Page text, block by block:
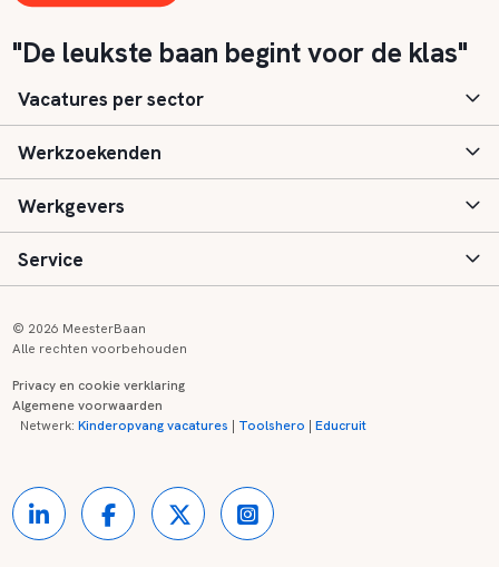
"De leukste baan begint voor de klas"
Vacatures per sector
Basisonderwijs
Speciaal (basis) onderwijs
Voortgezet onderwijs
Kinderopvang
Werkzoekenden
Aanmelden
Vacatures
Zij-instroom informatie
Onderwijsregio's
Werkgevers
Inloggen
Registreren
Contact
Service
Onderwijs links
Partners
© 2026 MeesterBaan
Alle rechten voorbehouden
Privacy en cookie verklaring
Algemene voorwaarden
Netwerk:Kinderopvang vacatures | Toolshero |Educruit